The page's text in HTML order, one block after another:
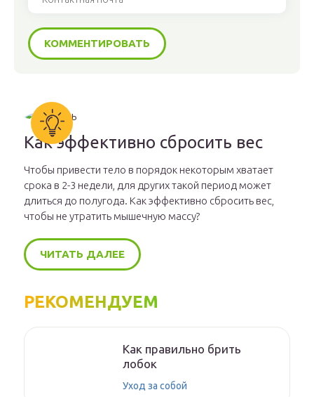
Как эффективно сбросить вес
Чтобы привести тело в порядок некоторым хватает
срока в 2-3 недели, для других такой период может
длиться до полугода. Как эффективно сбросить вес,
чтобы не утратить мышечную массу?
ЧИТАТЬ ДАЛЕЕ
РЕКОМЕНДУЕМ
Как правильно брить
лобок
Уход за собой